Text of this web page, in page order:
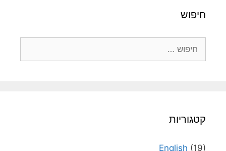
חיפוש
קטגוריות
English(19)